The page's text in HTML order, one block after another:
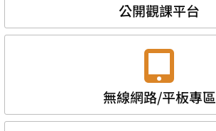
公開觀課平台
無線網路/平板專區